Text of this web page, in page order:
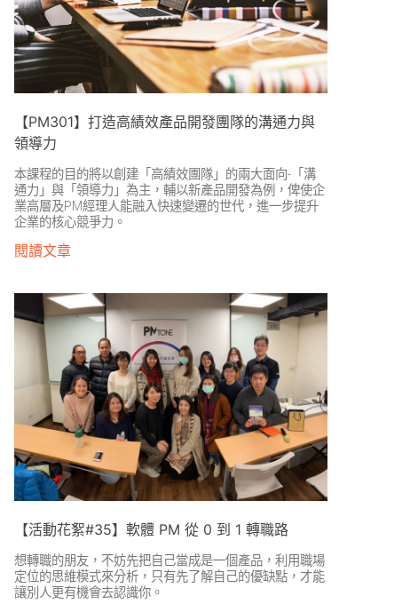
【PM301】打造高績效產品開發團隊的溝通力與
領導力
本課程的目的將以創建「高績效團隊」的兩大面向-「溝
通力」與「領導力」為主，輔以新產品開發為例，俾使企
業高層及PM經理人能融入快速變遷的世代，進一步提升
企業的核心競爭力。
閱讀文章
【活動花絮#35】軟體 PM 從 0 到 1 轉職路
想轉職的朋友，不妨先把自己當成是一個產品，利用職場
定位的思維模式來分析，只有先了解自己的優缺點，才能
讓別人更有機會去認識你。